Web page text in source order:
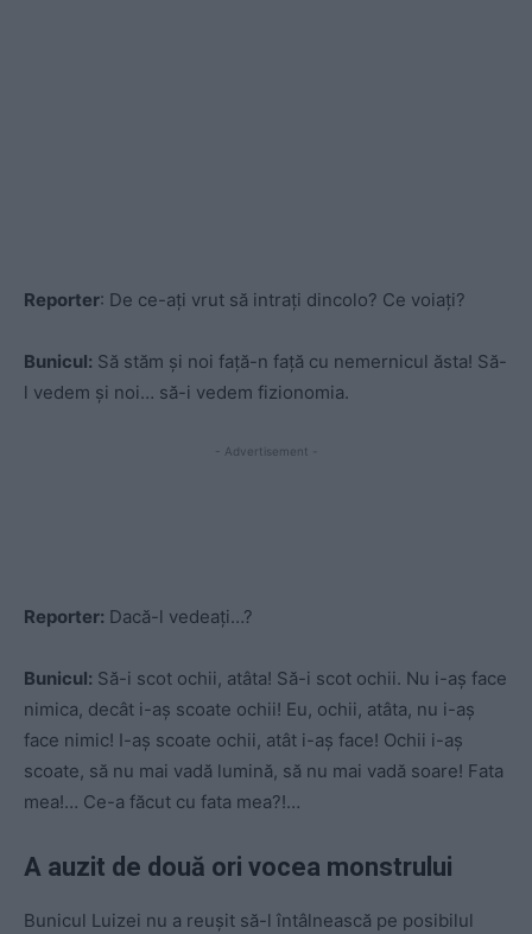
Reporter: De ce-ați vrut să intrați dincolo? Ce voiați?
Bunicul: Să stăm și noi față-n față cu nemernicul ăsta! Să-
l vedem și noi… să-i vedem fizionomia.
- Advertisement -
Reporter: Dacă-l vedeați…?
Bunicul: Să-i scot ochii, atâta! Să-i scot ochii. Nu i-aș face
nimica, decât i-aș scoate ochii! Eu, ochii, atâta, nu i-aș
face nimic! I-aș scoate ochii, atât i-aș face! Ochii i-aș
scoate, să nu mai vadă lumină, să nu mai vadă soare! Fata
mea!… Ce-a făcut cu fata mea?!…
A auzit de două ori vocea monstrului
Bunicul Luizei nu a reușit să-l întâlnească pe posibilul